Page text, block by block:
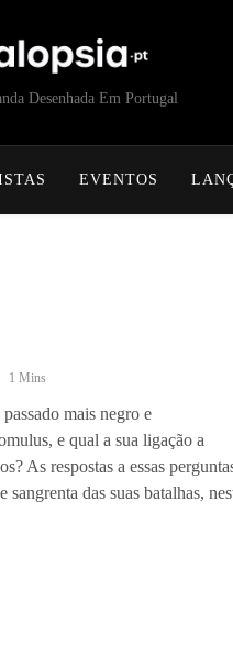
Desenhada Em Portugal
EVENTOS
1 Mins
mais negro e
e qual a sua ligação a
As respostas a essas
das suas batalhas,